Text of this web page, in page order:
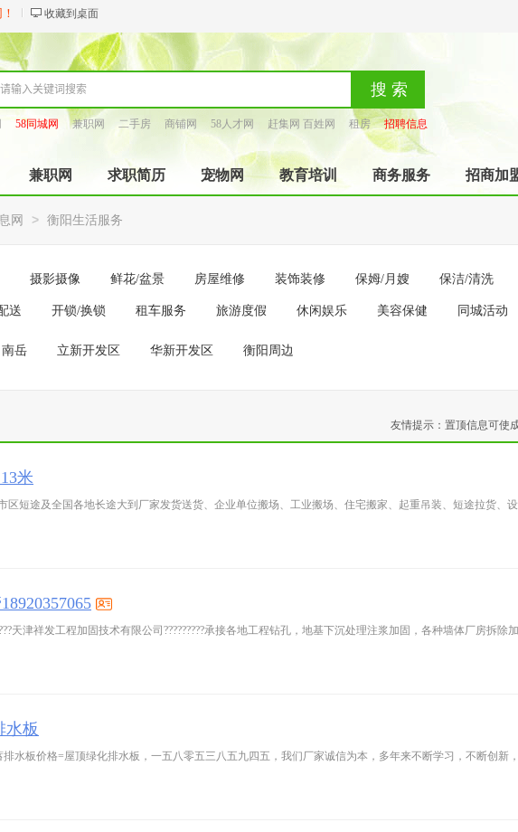
收藏到桌面
58同城网 兼职网 二手房 商铺网 58人才网 赶集网 百姓网 租房
招聘信息
兼职网 求职简历 宠物网 教育培训 商务服务 招商加
网 > 衡阳生活服务
摄影摄像 鲜花/盆景 房屋维修 装饰装修 保姆/月嫂 保洁/清洗
送 开锁/换锁 租车服务 旅游度假 休闲娱乐 美容保健 同城活动
南岳 立新开发区 华新开发区 衡阳周边
友情提示：置顶信息可使
米
短途及全国各地长途大到厂家发货送货、企业单位搬场、工业搬场、住宅搬家、起重吊装、短途拉货、
津祥发工程加固技术有限公司?????????承接各地工程钻孔，地基下沉处理注浆加固，各种墙体厂房拆除
水板
水板价格=屋顶绿化排水板，一五八零五三八五九四五，我们厂家诚信为本，多年来不断学习，不断创新